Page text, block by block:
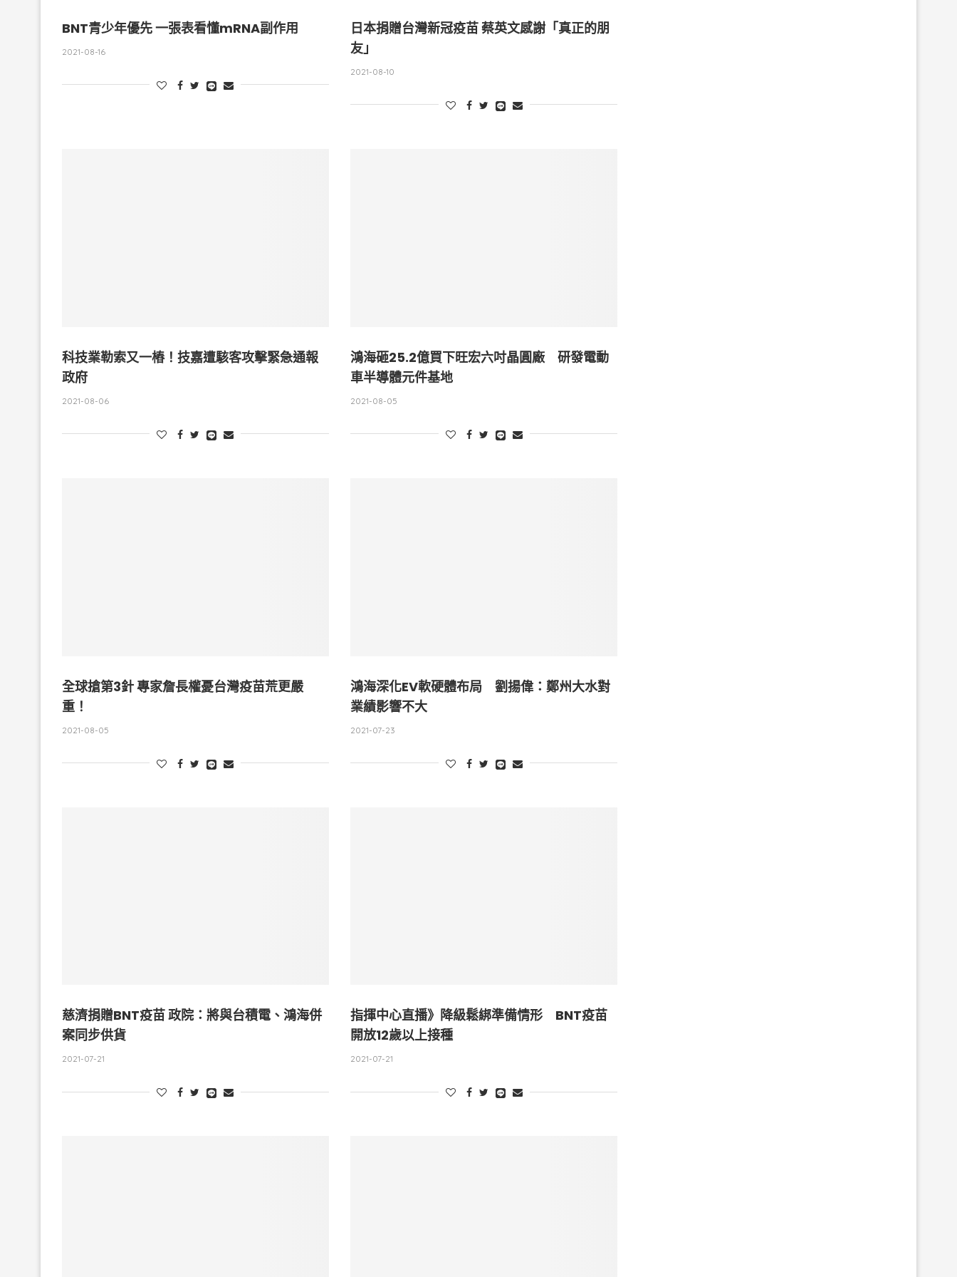
BNT青少年優先 一張表看懂mRNA副作用
2021-08-16
日本捐贈台灣新冠疫苗 蔡英文感謝「真正的朋
友」
2021-08-10
科技業勒索又一樁！技嘉遭駭客攻擊緊急通報
政府
2021-08-06
鴻海砸25.2億買下旺宏六吋晶圓廠 研發電動
車半導體元件基地
2021-08-05
全球搶第3針 專家詹長權憂台灣疫苗荒更嚴
重！
2021-08-05
鴻海深化EV軟硬體布局 劉揚偉：鄭州大水對
業績影響不大
2021-07-23
慈濟捐贈BNT疫苗 政院：將與台積電、鴻海併
案同步供貨
2021-07-21
指揮中心直播》降級鬆綁準備情形 BNT疫苗
開放12歲以上接種
2021-07-21